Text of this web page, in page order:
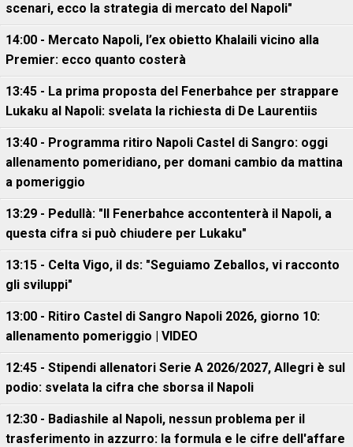
scenari, ecco la strategia di mercato del Napoli"
14:00 - Mercato Napoli, l’ex obietto Khalaili vicino alla
Premier: ecco quanto costerà
13:45 - La prima proposta del Fenerbahce per strappare
Lukaku al Napoli: svelata la richiesta di De Laurentiis
13:40 - Programma ritiro Napoli Castel di Sangro: oggi
allenamento pomeridiano, per domani cambio da mattina
a pomeriggio
13:29 - Pedullà: "Il Fenerbahce accontenterà il Napoli, a
questa cifra si può chiudere per Lukaku"
13:15 - Celta Vigo, il ds: "Seguiamo Zeballos, vi racconto
gli sviluppi"
13:00 - Ritiro Castel di Sangro Napoli 2026, giorno 10:
allenamento pomeriggio | VIDEO
12:45 - Stipendi allenatori Serie A 2026/2027, Allegri è sul
podio: svelata la cifra che sborsa il Napoli
12:30 - Badiashile al Napoli, nessun problema per il
trasferimento in azzurro: la formula e le cifre dell'affare